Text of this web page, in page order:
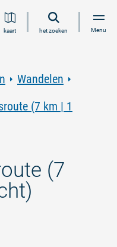
Ga
naar
Ga
naar
Ga
naar
Ga
naar
kaart het zoeken Menu
Wandelen
(7 km | 1
(7